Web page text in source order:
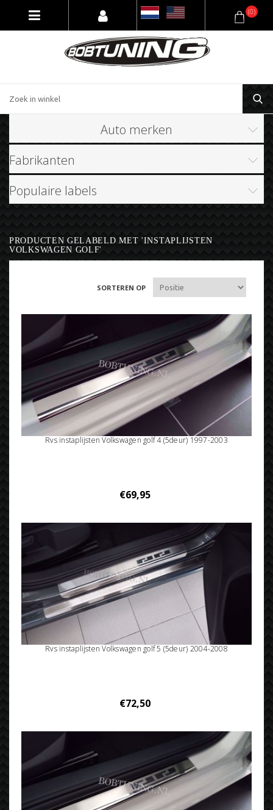
(0)
Auto merken
Fabrikanten
Populaire labels
PRODUCTEN GELABELD MET 'INSTAPLIJSTEN
VOLKSWAGEN GOLF'
SORTEREN OP
Rvs instaplijsten Volkswagen golf 4 (5deur) 1997-2003
€69,95
Rvs instaplijsten Volkswagen golf 5 (5deur) 2004-2008
€72,50